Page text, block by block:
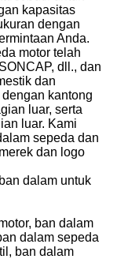
kapasitas
dengan
Anda.
motor telah
dll., dan
dan
kantong
luar, serta
luar. Kami
sepeda dan
dan logo
dalam untuk
ban dalam
dalam sepeda
ban dalam